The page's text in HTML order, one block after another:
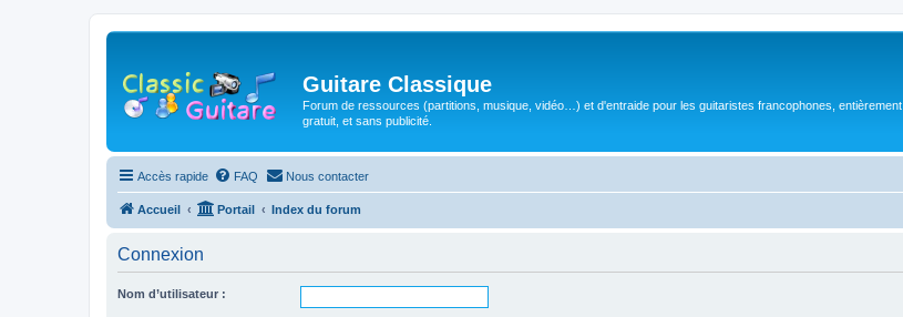
Guitare Classique
Forum de ressources (partitions, musique, vidéo…) et d'entraide pour les guitaristes francophones, entièrement
gratuit, et sans publicité.
Accès rapide FAQ Nous contacter
Accueil Portail Index du forum
Connexion
Nom d’utilisateur :